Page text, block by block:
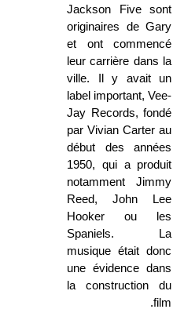
Jackson Five sont
originaires de Gary
et ont commencé
leur carrière dans la
ville. Il y avait un
label important, Vee-
Jay Records, fondé
par Vivian Carter au
début des années
1950, qui a produit
notamment Jimmy
Reed, John Lee
Hooker ou les
Spaniels. La
musique était donc
une évidence dans
la construction du
film.